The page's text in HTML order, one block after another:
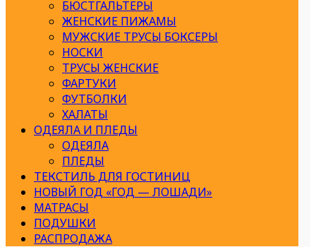
БЮСТГАЛЬТЕРЫ
ЖЕНСКИЕ ПИЖАМЫ
МУЖСКИЕ ТРУСЫ БОКСЕРЫ
НОСКИ
ТРУСЫ ЖЕНСКИЕ
ФАРТУКИ
ФУТБОЛКИ
ХАЛАТЫ
ОДЕЯЛА И ПЛЕДЫ
ОДЕЯЛА
ПЛЕДЫ
ТЕКСТИЛЬ ДЛЯ ГОСТИНИЦ
НОВЫЙ ГОД «ГОД — ЛОШАДИ»
МАТРАСЫ
ПОДУШКИ
РАСПРОДАЖА